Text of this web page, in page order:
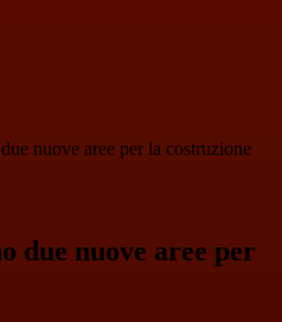
nuove aree per la costruzione
due nuove aree per